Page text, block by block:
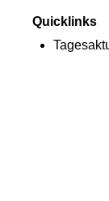
Quicklinks